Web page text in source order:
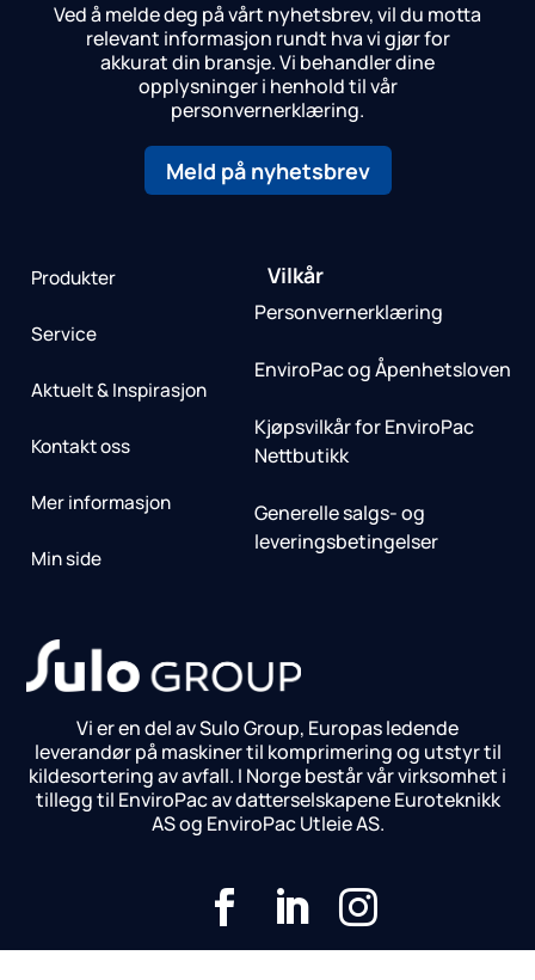
Ved å melde deg på vårt nyhetsbrev, vil du motta
relevant informasjon rundt hva vi gjør for
akkurat din bransje.Vi behandler dine
opplysninger i henhold til vår
personvernerklæring.
Meld på nyhetsbrev
Produkter
Service
Aktuelt & Inspirasjon
Kontakt oss
Mer informasjon
Min side
Vilkår
Personvernerklæring
EnviroPac og Åpenhetsloven
Kjøpsvilkår for EnviroPac
Nettbutikk
Generelle salgs- og
leveringsbetingelser
Vi er en del av Sulo Group, Europas ledende
leverandør på maskiner til komprimering og utstyr til
kildesortering av avfall. I Norge består vår virksomhet i
tillegg til EnviroPac av datterselskapene Euroteknikk
AS og EnviroPac Utleie AS.
  